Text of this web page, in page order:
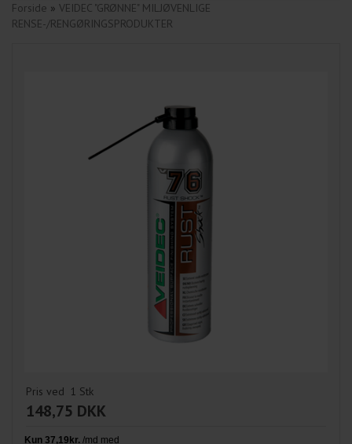
Forside » VEIDEC "GRØNNE" MILJØVENLIGE
RENSE-/RENGØRINGSPRODUKTER
Pris ved 1 Stk
148,75 DKK